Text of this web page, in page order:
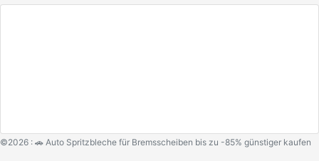
©2026 : 🚗 Auto Spritzbleche für Bremsscheiben bis zu -85% günstiger kaufen